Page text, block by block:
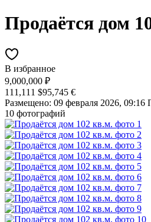
Продаётся дом
В избранное
9,000,000 ₽
111,111 $95,745 €
Размещено: 09 февраля 2026, 09:16
10 фотографий